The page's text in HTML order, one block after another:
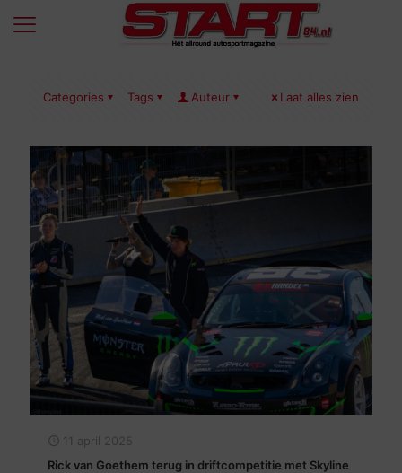
Categories Tags Auteur Laat alles zien
11 april 2025
Rick van Goethem terug in driftcompetitie met Skyline